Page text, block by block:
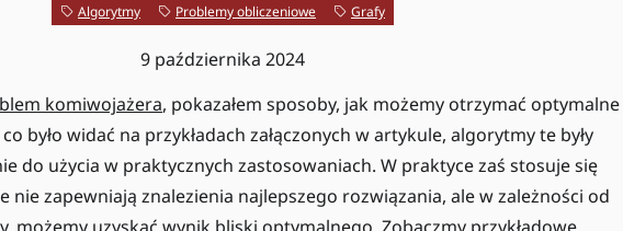
Algorytmy Problemy obliczeniowe Grafy
9 października 2024
komiwojażera, pokazałem sposoby, jak możemy otrzymać optymalne
było widać na przykładach załączonych w artykule, algorytmy te były
do użycia w praktycznych zastosowaniach. W praktyce zaś stosuje się
nie zapewniają znalezienia najlepszego rozwiązania, ale w zależności od
możemy uzyskać wynik bliski optymalnego. Zobaczmy przykładowe